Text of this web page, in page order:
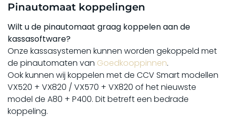
Pinautomaat koppelingen
Wilt u de pinautomaat graag koppelen aan de
kassasoftware?
Onze kassasystemen kunnen worden gekoppeld met
de pinautomaten van Goedkooppinnen.
Ook kunnen wij koppelen met de CCV Smart modellen
VX520 + VX820 / VX570 + VX820 of het nieuwste
model de A80 + P400. Dit betreft een bedrade
koppeling.